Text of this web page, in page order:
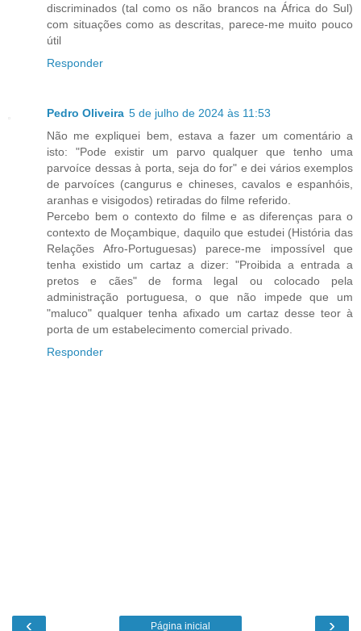
discriminados (tal como os não brancos na África do Sul)
com situações como as descritas, parece-me muito pouco
útil
Responder
Pedro Oliveira 5 de julho de 2024 às 11:53
Não me expliquei bem, estava a fazer um comentário a
isto: "Pode existir um parvo qualquer que tenho uma
parvoíce dessas à porta, seja do for" e dei vários exemplos
de parvoíces (cangurus e chineses, cavalos e espanhóis,
aranhas e visigodos) retiradas do filme referido.
Percebo bem o contexto do filme e as diferenças para o
contexto de Moçambique, daquilo que estudei (História das
Relações Afro-Portuguesas) parece-me impossível que
tenha existido um cartaz a dizer: "Proibida a entrada a
pretos e cães" de forma legal ou colocado pela
administração portuguesa, o que não impede que um
"maluco" qualquer tenha afixado um cartaz desse teor à
porta de um estabelecimento comercial privado.
Responder
‹ ›
Página inicial